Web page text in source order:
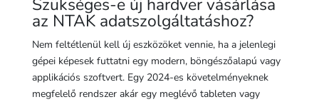
Szükséges-e új hardver vásárlása
az NTAK adatszolgáltatáshoz?
Nem feltétlenül kell új eszközöket vennie, ha a jelenlegi
gépei képesek futtatni egy modern, böngészőalapú vagy
applikációs szoftvert. Egy 2024-es követelményeknek
megfelelő rendszer akár egy meglévő tableten vagy